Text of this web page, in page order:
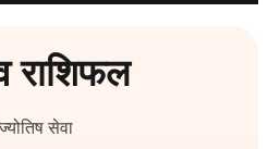
राशिफल
ज्योतिष सेवा